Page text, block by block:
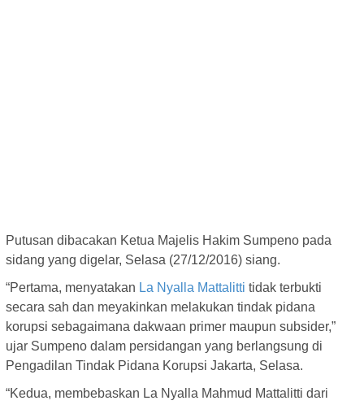
Putusan dibacakan Ketua Majelis Hakim Sumpeno pada
sidang yang digelar, Selasa (27/12/2016) siang.
“Pertama, menyatakan La Nyalla Mattalitti tidak terbukti
secara sah dan meyakinkan melakukan tindak pidana
korupsi sebagaimana dakwaan primer maupun subsider,”
ujar Sumpeno dalam persidangan yang berlangsung di
Pengadilan Tindak Pidana Korupsi Jakarta, Selasa.
“Kedua, membebaskan La Nyalla Mahmud Mattalitti dari